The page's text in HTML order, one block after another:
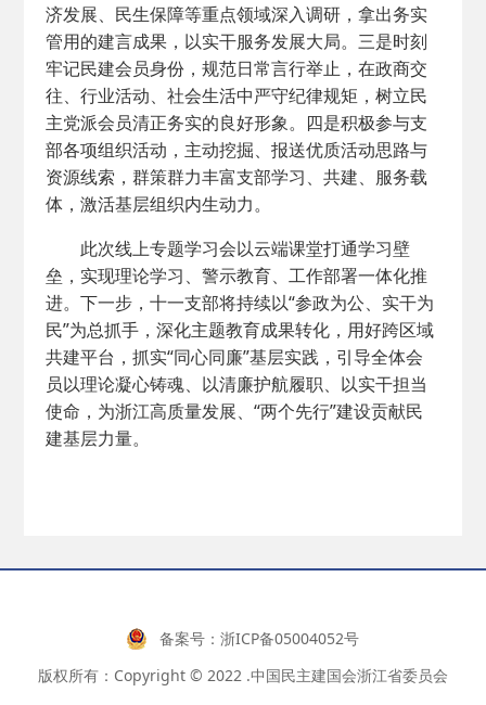
济发展、民生保障等重点领域深入调研，拿出务实
管用的建言成果，以实干服务发展大局。三是时刻
牢记民建会员身份，规范日常言行举止，在政商交
往、行业活动、社会生活中严守纪律规矩，树立民
主党派会员清正务实的良好形象。四是积极参与支
部各项组织活动，主动挖掘、报送优质活动思路与
资源线索，群策群力丰富支部学习、共建、服务载
体，激活基层组织内生动力。
此次线上专题学习会以云端课堂打通学习壁
垒，实现理论学习、警示教育、工作部署一体化推
进。下一步，十一支部将持续以“参政为公、实干为
民”为总抓手，深化主题教育成果转化，用好跨区域
共建平台，抓实“同心同廉”基层实践，引导全体会
员以理论凝心铸魂、以清廉护航履职、以实干担当
使命，为浙江高质量发展、“两个先行”建设贡献民
建基层力量。
备案号： 浙ICP备05004052号
版权所有：Copyright © 2022 .中国民主建国会浙江省委员会